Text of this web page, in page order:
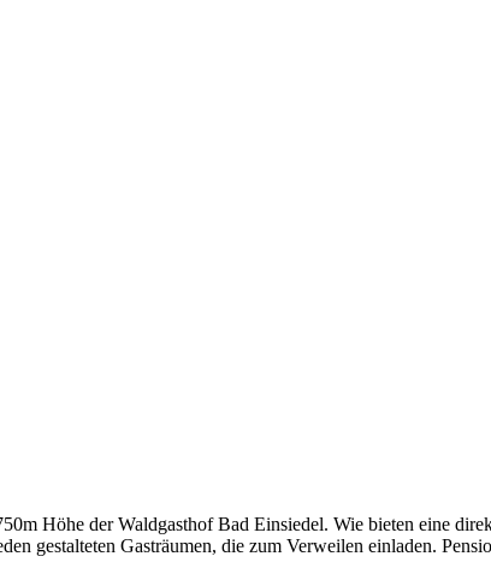
Höhe der Waldgasthof Bad Einsiedel. Wie bieten eine
gestalteten Gasträumen, die zum Verweilen einladen.